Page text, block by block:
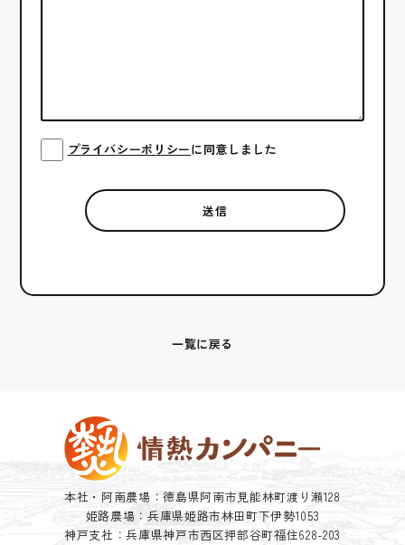
プライバシーポリシーに同意しました
一覧に戻る
本社・阿南農場：徳島県阿南市見能林町渡り瀬128
姫路農場：兵庫県姫路市林田町下伊勢1053
神戸支社：兵庫県神戸市西区押部谷町福住628-203